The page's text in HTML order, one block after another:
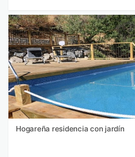
Hogareña residencia con jardín